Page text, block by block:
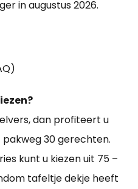
in augustus 2026.
dan profiteert u
30 gerechten.
kunt u kiezen uit 75 –
tafeltje dekje heeft